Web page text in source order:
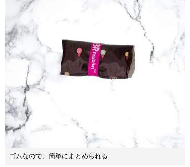
ゴムなので、簡単にまとめられる